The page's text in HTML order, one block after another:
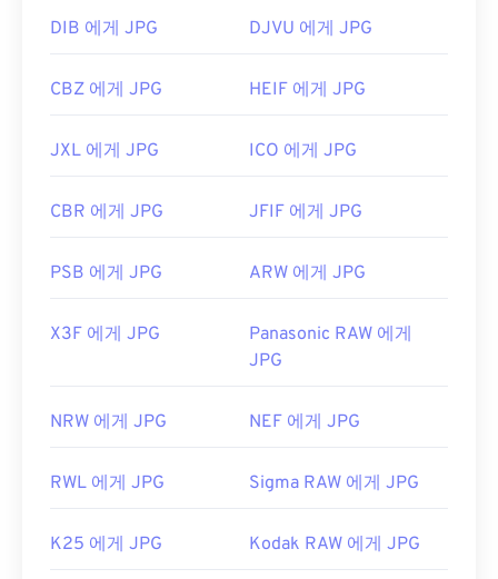
DIB 에게 JPG DJVU 에게 JPG
CBZ 에게 JPG HEIF 에게 JPG
JXL 에게 JPG ICO 에게 JPG
CBR 에게 JPG JFIF 에게 JPG
PSB 에게 JPG ARW 에게 JPG
X3F 에게 JPG
Panasonic RAW 에게
JPG
NRW 에게 JPG NEF 에게 JPG
RWL 에게 JPG Sigma RAW 에게 JPG
K25 에게 JPG Kodak RAW 에게 JPG